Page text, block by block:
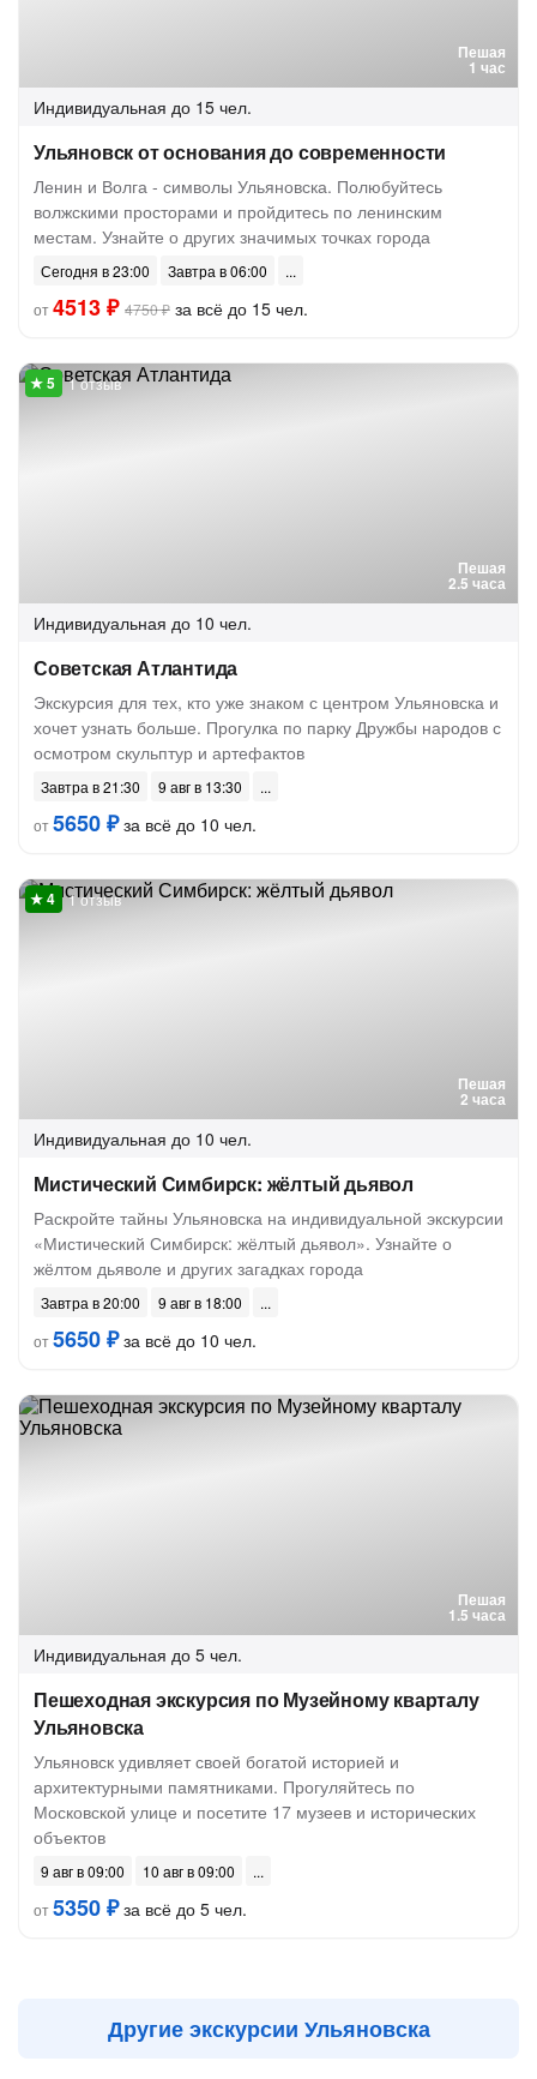
Пешая
1 час
Индивидуальная до 15 чел.
Ульяновск от основания до современности
Ленин и Волга - символы Ульяновска. Полюбуйтесь
волжскими просторами и пройдитесь по ленинским
местам. Узнайте о других значимых точках города
Сегодня в 23:00
Завтра в 06:00
от4513 ₽ 4750 ₽ за всё до 15 чел.
Пешая
2.5 часа
1 отзыв
Индивидуальная до 10 чел.
Советская Атлантида
Экскурсия для тех, кто уже знаком с центром Ульяновска и
хочет узнать больше. Прогулка по парку Дружбы народов с
осмотром скульптур и артефактов
Завтра в 21:30
9 авг в 13:30
от5650 ₽за всё до 10 чел.
Пешая
2 часа
1 отзыв
Индивидуальная до 10 чел.
Мистический Симбирск: жёлтый дьявол
Раскройте тайны Ульяновска на индивидуальной экскурсии
«Мистический Симбирск: жёлтый дьявол». Узнайте о
жёлтом дьяволе и других загадках города
Завтра в 20:00
9 авг в 18:00
от5650 ₽за всё до 10 чел.
Пешая
1.5 часа
Индивидуальная до 5 чел.
Пешеходная экскурсия по Музейному кварталу
Ульяновска
Ульяновск удивляет своей богатой историей и
архитектурными памятниками. Прогуляйтесь по
Московской улице и посетите 17 музеев и исторических
объектов
9 авг в 09:00
10 авг в 09:00
от5350 ₽за всё до 5 чел.
Другие экскурсии Ульяновска